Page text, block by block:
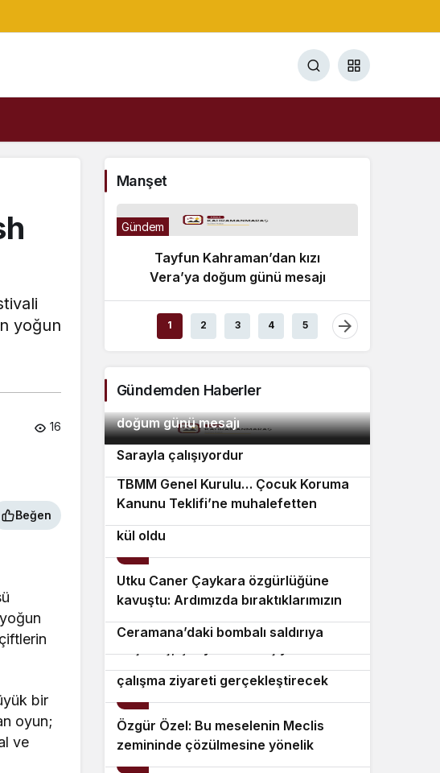
yoğun
16
Beğen
bir
oyun;
ve
Manşet
Gündem
Tayfun Kahraman’dan kızı
Vera’ya doğum günü mesajı
1 2 3 4 5
Gündemden Haberler
doğum günü mesajı
Bülent Kuşoğlu: CHP’yi bölenler
Sarayla çalışıyordur
3
TBMM Genel Kurulu… Çocuk Koruma
Kanunu Teklifi’ne muhalefetten
“cezalandırma odaklı” eleştiri
4
kül oldu
Utku Caner Çaykara özgürlüğüne
kavuştu: Ardımızda bıraktıklarımızın
da tahliye olmalarını, özgürlüğüne,
ailelerine kavuşmalarını diliyorum
6
Şam Büyükelçisi Yılmaz’dan
Ceramana’daki bombalı saldırıya
kınama
8
Erdoğan, Suudi Arabistan’a günübirlik
çalışma ziyareti gerçekleştirecek
Özgür Özel: Bu meselenin Meclis
zemininde çözülmesine yönelik
geçmişten beri takındığımız